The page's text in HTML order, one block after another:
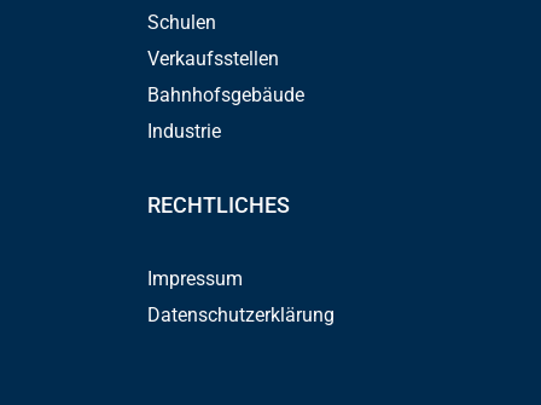
Schulen
Verkaufsstellen
Bahnhofsgebäude
Industrie
RECHTLICHES
Impressum
Datenschutzerklärung